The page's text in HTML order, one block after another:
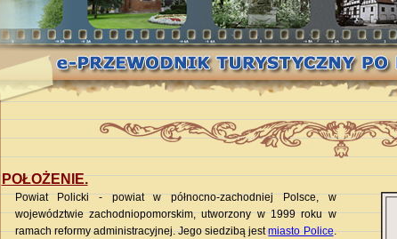
POŁOŻENIE.
PowiatPolicki - powiat w północno-zachodniej Polsce, w
województwie zachodniopomorskim, utworzony w 1999 roku w
ramach reformy administracyjnej. Jego siedzibą jestmiasto Police.